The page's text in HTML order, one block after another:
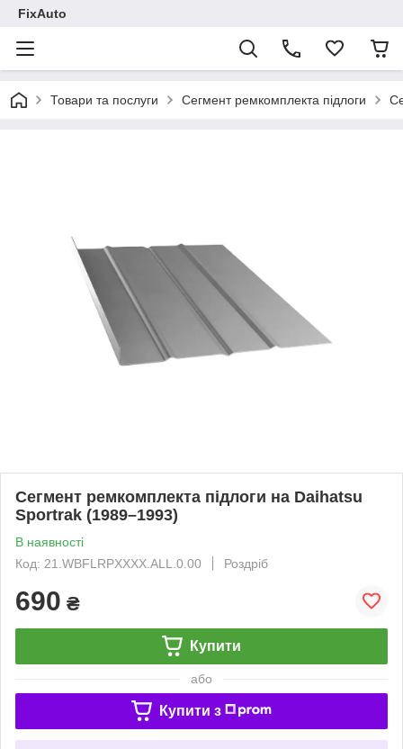
FixAuto
Товари та послуги Сегмент ремкомплекта підлоги
Сегмент ремкомплекта підлоги на Daihatsu
Sportrak (1989–1993)
В наявності
Код: 21.WBFLRPXXXX.ALL.0.00
Роздріб
690 ₴
Купити
або
Купити з